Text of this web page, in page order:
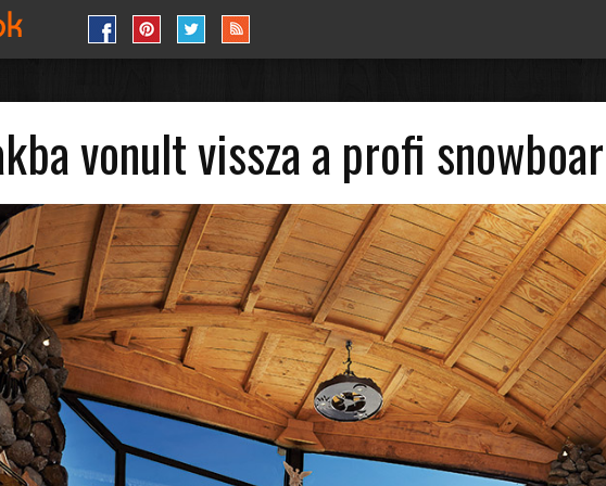
vonult vissza a profi